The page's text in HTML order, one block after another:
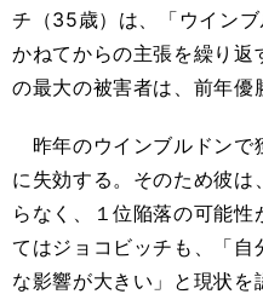
チ（35歳）は、「ウインブ
かねてからの主張を繰り返
の最大の被害者は、前年優
昨年のウインブルドンで
に失効する。そのため彼
らなく、１位陥落の可能
てはジョコビッチも、「
な影響が大きい」と現状を